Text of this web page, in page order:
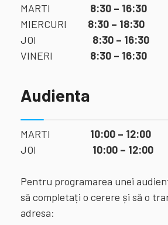
MARTI 8:30 – 16:30
MIERCURI 8:30 – 18:30
JOI 8:30 – 16:30
VINERI 8:30 – 16:30
Audienta
MARTI 10:00 – 12:00
JOI 10:00 – 12:00
Pentru programarea unei
să completați o cerere și să o
adresa: